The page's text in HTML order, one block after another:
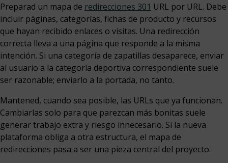
Preparad un mapa de redirecciones 301 URL por URL. Debe
incluir páginas, categorías, fichas de producto y recursos
que hayan recibido enlaces o visitas. Una redirección
correcta lleva a una página que responde a la misma
intención. Si una categoría de zapatillas desaparece, enviar
al usuario a la categoría deportiva correspondiente suele
ser razonable; enviarlo a la portada, no tanto.
Mantened, cuando sea posible, las URLs que ya funcionan.
Cambiarlas solo para que parezcan más bonitas suele
generar trabajo extra y riesgo innecesario. Si la nueva
plataforma obliga a otra estructura, el mapa de
redirecciones pasa a ser una pieza central del proyecto.